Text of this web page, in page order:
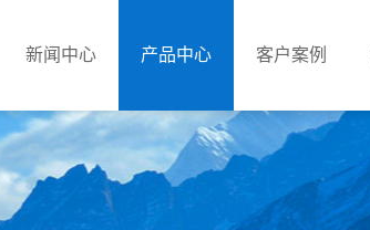
新闻中心 产品中心 客户案例